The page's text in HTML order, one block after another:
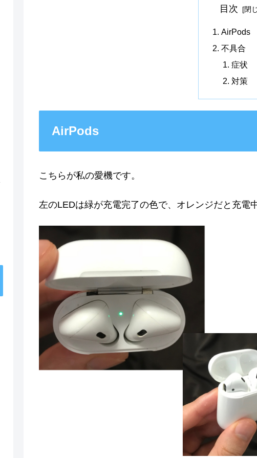
目次
AirPods
不具合
症状
対策
AirPods
こちらが私の愛機です。
左のLEDは緑が充電完了の色で、オレンジだと充電